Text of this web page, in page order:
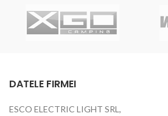
DATELE FIRMEI
ESCO ELECTRIC LIGHT SRL,